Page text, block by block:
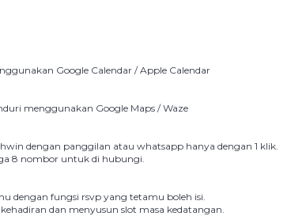
Google Calendar / Apple Calendar
menggunakan Google Maps / Waze
dengan panggilan atau whatsapp hanya dengan 1 klik.
8 nombor untuk di hubungi.
dengan fungsi rsvp yang tetamu boleh isi.
dan menyusun slot masa kedatangan.